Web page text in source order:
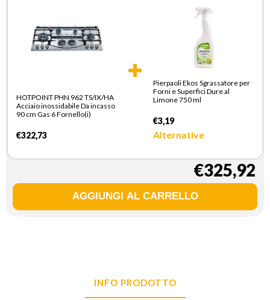
HOTPOINT PHN 962 TS/IX/HA
Acciaio inossidabile Da incasso
90 cm Gas 6 Fornello(i)
€322,73
Pierpaoli Ekos Sgrassatore per
Forni e Superfici Dure al
Limone 750 ml
€3,19
Alternative
€325,92
INFO PRODOTTO